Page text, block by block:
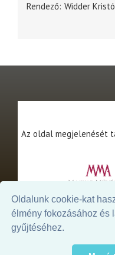
Oldalunk cookie-kat
élmény fokozásához és
gyűjtéséhez.
Rendező Widder
Az oldal megjelenését